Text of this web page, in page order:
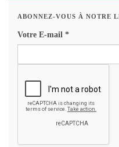
ABONNEZ-VOUS À NOTRE
Votre E-mail *